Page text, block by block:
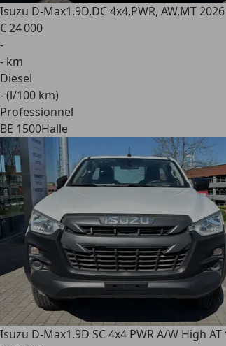
Isuzu D-Max1.9D,DC 4x4,PWR, AW,MT
€ 24 000
-
- km
Diesel
- (l/100 km)
Professionnel
BE 1500Halle
Isuzu D-Max1.9D SC 4x4 PWR A/W High AT